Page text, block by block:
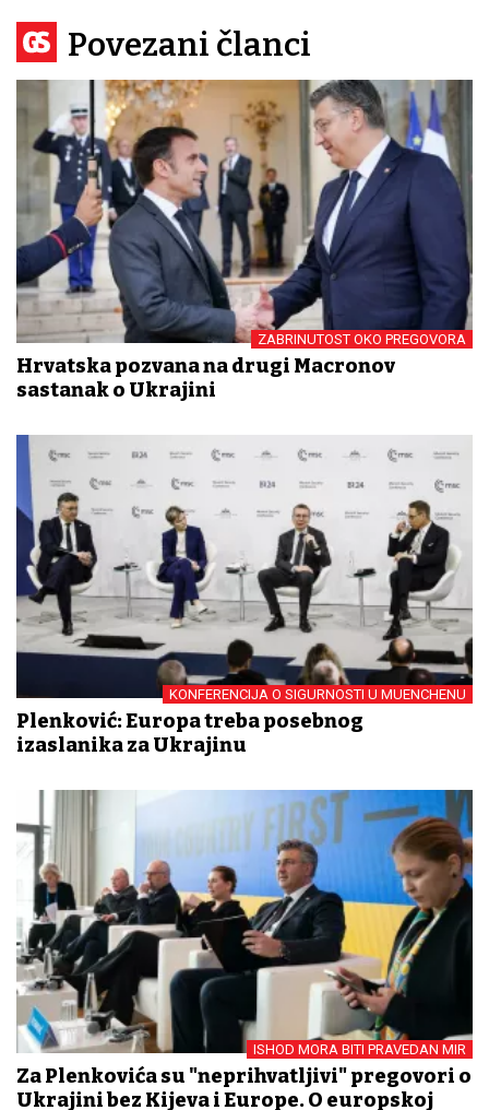
Povezani članci
ZABRINUTOST OKO PREGOVORA
Hrvatska pozvana na drugi Macronov
sastanak o Ukrajini
KONFERENCIJA O SIGURNOSTI U MUENCHENU
Plenković: Europa treba posebnog
izaslanika za Ukrajinu
ISHOD MORA BITI PRAVEDAN MIR
Za Plenkovića su "neprihvatljivi" pregovori o
Ukrajini bez Kijeva i Europe. O europskoj